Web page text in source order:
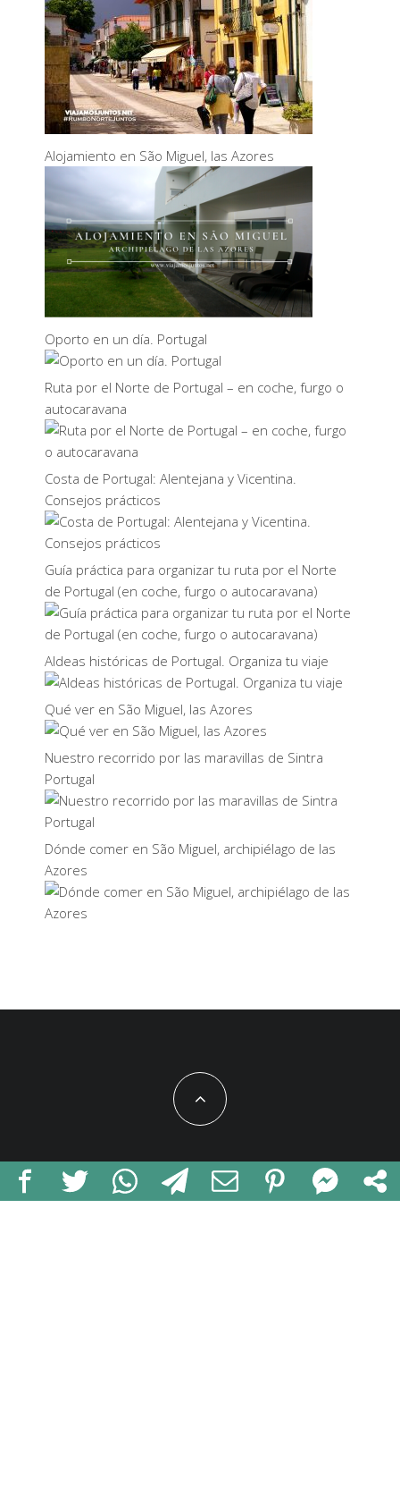
Alojamiento en São Miguel, las Azores
Oporto en un día. Portugal
Ruta por el Norte de Portugal – en coche, furgo o
autocaravana
Costa de Portugal: Alentejana y Vicentina.
Consejos prácticos
Guía práctica para organizar tu ruta por el Norte
de Portugal (en coche, furgo o autocaravana)
Aldeas históricas de Portugal. Organiza tu viaje
Qué ver en São Miguel, las Azores
Nuestro recorrido por las maravillas de Sintra
Portugal
Dónde comer en São Miguel, archipiélago de las
Azores